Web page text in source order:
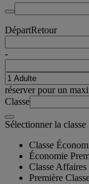
DépartRetour
-
réserver pour un
Classe
Sélectionner la classe
Classe
Économie
Classe Affaires
Première